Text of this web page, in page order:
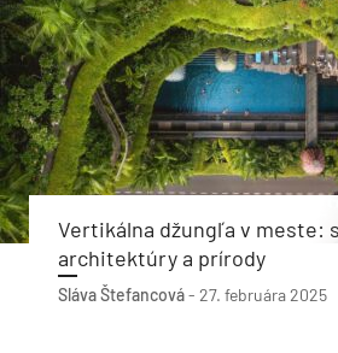
Vertikálna džungľa v meste:
architektúry a prírody
Sláva Štefancová- 27. februára 2025